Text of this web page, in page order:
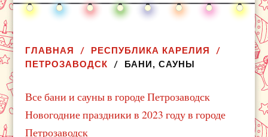
ГЛАВНАЯ
РЕСПУБЛИКА КАРЕЛИЯ
ПЕТРОЗАВОДСК
БАНИ, САУНЫ
Все бани и сауны в городе Петрозаводск
Новогодние праздники в 2023 году в городе
Петрозаводск